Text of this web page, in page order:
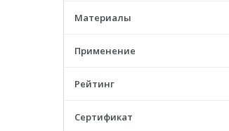
Материалы
Применение
Рейтинг
Сертификат